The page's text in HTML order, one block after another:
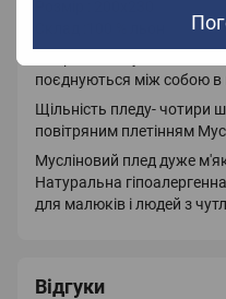
поєднуються між собою в
Щільність пледу- чотири
повітряним плетінням
Мусліновий плед дуже
Натуральна
для малюків і людей з
Відгуки